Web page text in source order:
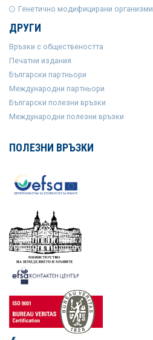
Генетично модифицирани организми
ДРУГИ
Връзки с обществеността
Печатни издания
Български партньори
Международни партньори
Български полезни връзки
Международни полезни връзки
ПОЛЕЗНИ ВРЪЗКИ